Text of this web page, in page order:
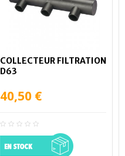
COLLECTEUR FILTRATION
D63
40,50 €